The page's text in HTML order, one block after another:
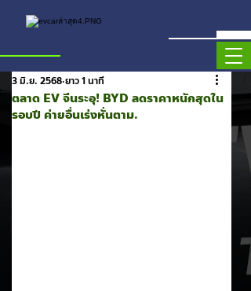
ตลาด EV จีนระอุ! BYD ลดราคาหนักสุดใน
รอบปี ค่ายอื่นเร่งหั่นตาม.
3 มิ.ย. 2568 ยาว 1 นาที